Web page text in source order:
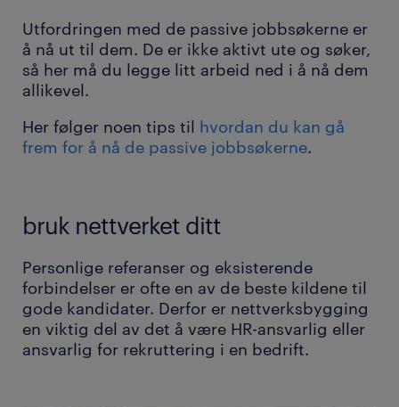
Utfordringen med de passive jobbsøkerne er
å nå ut til dem. De er ikke aktivt ute og søker,
så her må du legge litt arbeid ned i å nå dem
allikevel.
Her følger noen tips til hvordan du kan gå
frem for å nå de passive jobbsøkerne.
bruk nettverket ditt
Personlige referanser og eksisterende
forbindelser er ofte en av de beste kildene til
gode kandidater. Derfor er nettverksbygging
en viktig del av det å være HR-ansvarlig eller
ansvarlig for rekruttering i en bedrift.